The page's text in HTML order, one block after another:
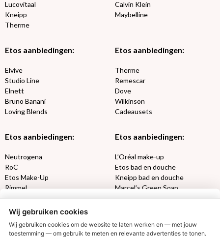
Lucovitaal
Kneipp
Therme
Calvin Klein
Maybelline
Etos aanbiedingen:
Elvive
Studio Line
Elnett
Bruno Banani
Loving Blends
Etos aanbiedingen:
Therme
Remescar
Dove
Wilkinson
Cadeausets
Etos aanbiedingen:
Neutrogena
RoC
Etos Make-Up
Rimmel
Max Factor
Etos aanbiedingen:
L’Oréal make-up
Etos bad en douche
Kneipp bad en douche
Marcel’s Green Soap
Oral-B
Etos aanbiedingen: DETOXEN
Wij gebruiken cookies
Wij gebruiken cookies om de website te laten werken en — met jouw
toestemming — om gebruik te meten en relevante advertenties te tonen.